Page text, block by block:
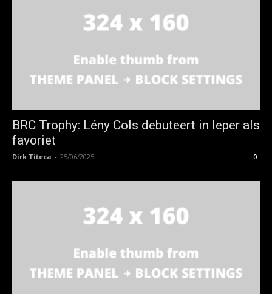
BRC Trophy: Lény Cols debuteert in Ieper als
favoriet
Dirk Titeca - 25/06/2025 0